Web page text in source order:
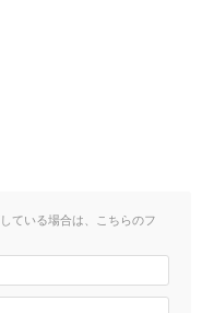
ている場合は、こちらのフ